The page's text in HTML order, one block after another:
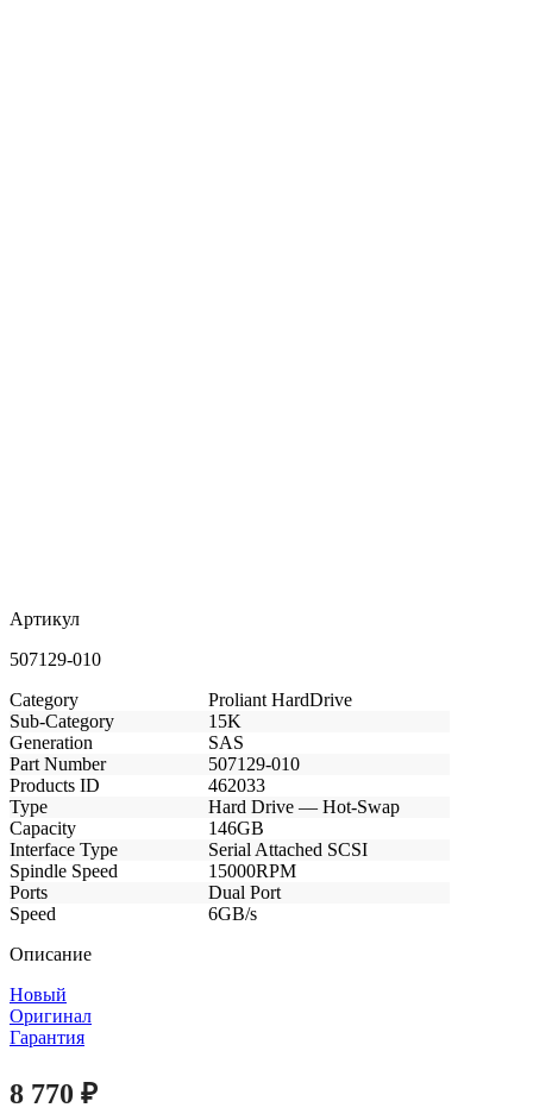
Артикул
507129-010
Category
Proliant HardDrive
Sub-Category
15K
Generation
SAS
Part Number
507129-010
Products ID
462033
Type
Hard Drive — Hot-Swap
Capacity
146GB
Interface Type
Serial Attached SCSI
Spindle Speed
15000RPM
Ports
Dual Port
Speed
6GB/s
Описание
Новый
Оригинал
Гарантия
8 770 ₽